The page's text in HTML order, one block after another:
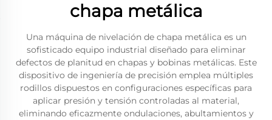
chapa metálica
Una máquina de nivelación de chapa metálica es un
sofisticado equipo industrial diseñado para eliminar
defectos de planitud en chapas y bobinas metálicas. Este
dispositivo de ingeniería de precisión emplea múltiples
rodillos dispuestos en configuraciones específicas para
aplicar presión y tensión controladas al material,
eliminando eficazmente ondulaciones, abultamientos y